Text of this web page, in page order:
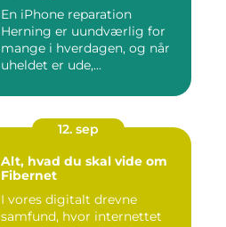
En iPhone reparation
Herning er uundværlig for
mange i hverdagen, og når
uheldet er ude,...
12. sep
Alt, hvad du skal vide om
Fibernet
I vores digitalt drevne
samfund, hvor internettet